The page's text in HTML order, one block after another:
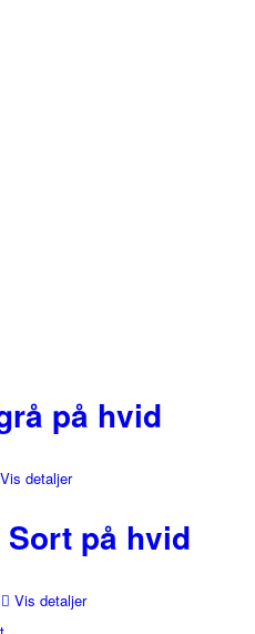
på hvid
Vis detaljer
på hvid
Vis detaljer